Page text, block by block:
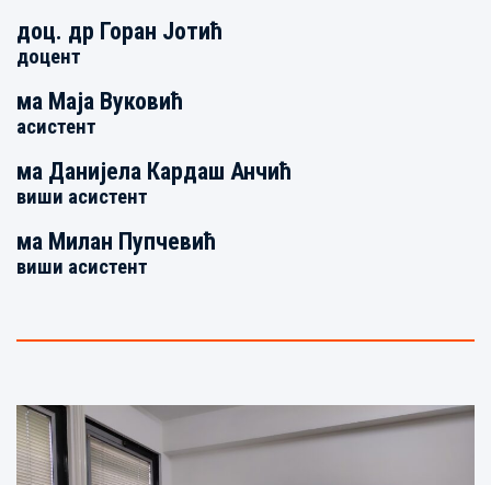
доц. др Горан Јотић
доцент
ма Маја Вуковић
асистент
ма Данијела Кардаш Анчић
виши асистент
ма Милан Пупчевић
виши асистент